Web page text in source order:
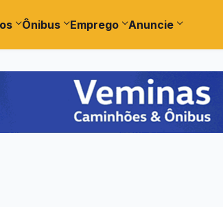
Ônibus Emprego Anuncie